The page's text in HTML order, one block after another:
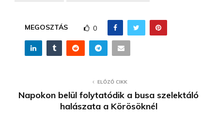
MEGOSZTÁS 0
ELŐZŐ CIKK
Napokon belül folytatódik a busa szelektáló
halászata a Körösöknél